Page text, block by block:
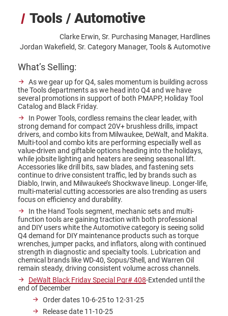
Tools / Automotive
Clarke Erwin, Sr. Purchasing Manager, Hardlines
Jordan Wakefield, Sr. Category Manager, Tools & Automotive
What’s Selling:
As we gear up for Q4, sales momentum is building across
the Tools departments as we head into Q4 and we have
several promotions in support of both PMAPP, Holiday Tool
Catalog and Black Friday.
In Power Tools, cordless remains the clear leader, with
strong demand for compact 20V+ brushless drills, impact
drivers, and combo kits from Milwaukee, DeWalt, and Makita.
Multi-tool and combo kits are performing especially well as
value-driven and giftable options heading into the holidays,
while jobsite lighting and heaters are seeing seasonal lift.
Accessories like drill bits, saw blades, and fastening sets
continue to drive consistent traffic, led by brands such as
Diablo, Irwin, and Milwaukee’s Shockwave lineup. Longer-life,
multi-material cutting accessories are also trending as users
focus on efficiency and durability.
In the Hand Tools segment, mechanic sets and multi-
function tools are gaining traction with both professional
and DIY users white the Automotive category is seeing solid
Q4 demand for DIY maintenance products such as torque
wrenches, jumper packs, and inflators, along with continued
strength in diagnostic and specialty tools. Lubrication and
chemical brands like WD-40, Sopus/Shell, and Warren Oil
remain steady, driving consistent volume across channels.
DeWalt Black Friday Special Pgr# 408-Extended until the
end of December
Order dates 10-6-25 to 12-31-25
Release date 11-10-25